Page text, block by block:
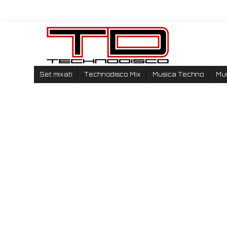
Set mixati Technodisco Mix Musica Techno